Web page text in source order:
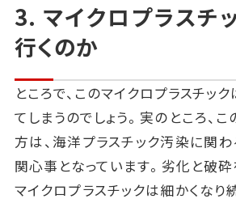
3. マイクロプラスチ
行くのか
ところで、このマイクロプラスチッ
てしまうのでしょう。実のところ、
方は、海洋プラスチック汚染に関
関心事となっています。劣化と破砕
マイクロプラスチックは細かくなり